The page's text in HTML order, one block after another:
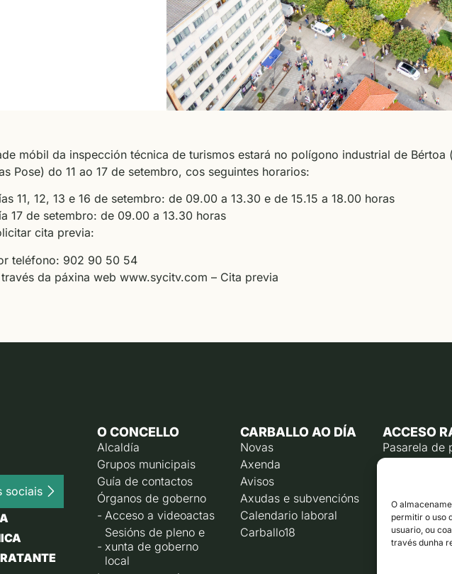
O
permitir o uso
usuario, ou
través dunha
móbil da inspección técnica de turismos estará no polígono industrial de Bértoa
Pose) do 11 ao 17 de setembro, cos seguintes horarios:
11, 12, 13 e 16 de setembro: de 09.00 a 13.30 e de 15.15 a 18.00 horas
17 de setembro: de 09.00 a 13.30 horas
cita previa:
teléfono: 902 90 50 54
da páxina web www.sycitv.com – Cita previa
sociais
O CONCELLO
Alcaldía
Grupos municipais
Guía de contactos
Órganos de goberno
Acceso a videoactas
Sesións de pleno e
xunta de goberno
local
CARBALLO AO DÍA
Novas
Axenda
Avisos
Axudas e subvencións
Calendario laboral
Carballo18
ACCESO
Pasarela de
Rexistro
Liña